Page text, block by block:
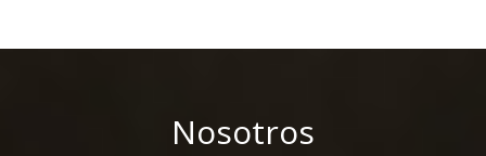
Nosotros